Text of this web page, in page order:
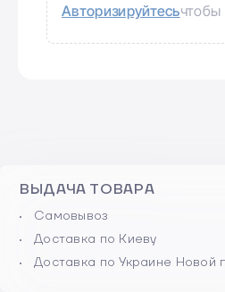
Авторизируйтесьчтобы
ВЫДАЧА ТОВАРА
Самовывоз
Доставка по Киеву
Доставка по Украине Новой